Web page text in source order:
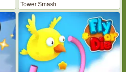
Tower Smash